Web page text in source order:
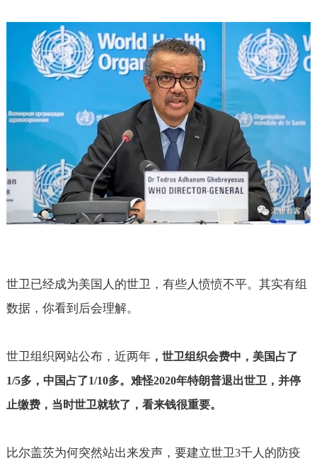
世卫已经成为美国人的世卫，有些人愤愤不平。其实有组
数据，你看到后会理解。
世卫组织网站公布，近两年，世卫组织会费中，美国占了
1/5多，中国占了1/10多。难怪2020年特朗普退出世卫，并停
止缴费，当时世卫就软了，看来钱很重要。
比尔盖茨为何突然站出来发声，要建立世卫3千人的防疫